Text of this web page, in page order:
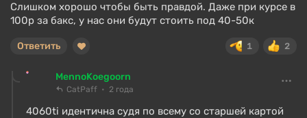
Слишком хорошо чтобы быть правдой. Даже при курсе в
100р за бакс, у нас они будут стоить под 40-50к
1 2
Ответить
MennoKoegoorn
CatPaff 2 года
4060ti идентична судя по всему со старшей картой